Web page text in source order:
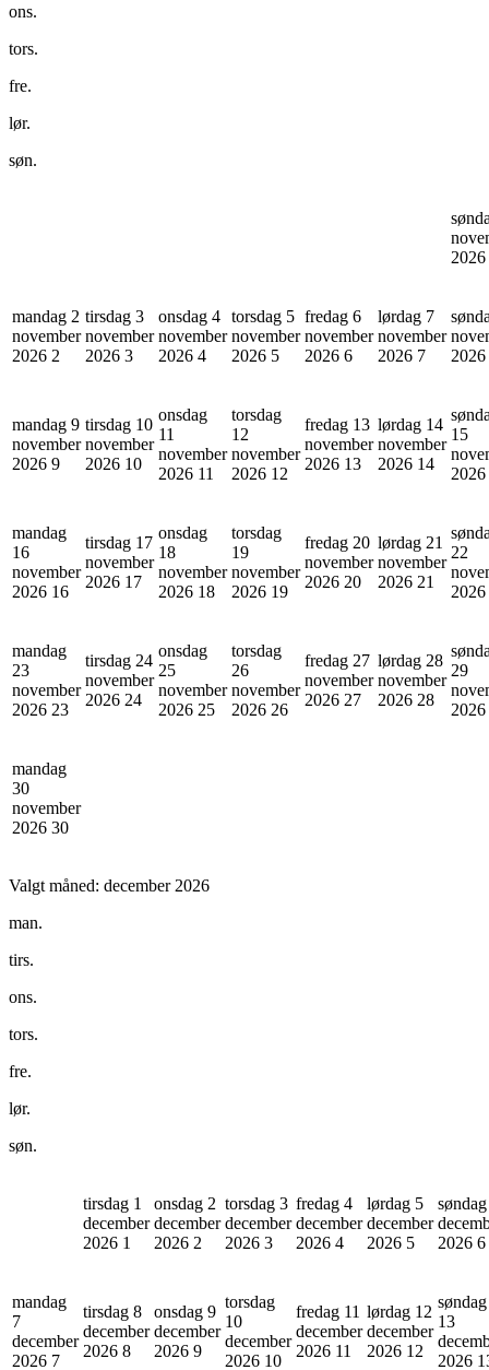
ons.
tors.
fre.
lør.
søn.
2026
mandag 2
november
2026 2
tirsdag 3
november
2026 3
onsdag 4
november
2026 4
torsdag 5
november
2026 5
fredag 6
november
2026 6
lørdag 7
november
2026 7
2026
mandag 9
november
2026 9
tirsdag 10
november
2026 10
onsdag
11
november
2026 11
torsdag
12
november
2026 12
fredag 13
november
2026 13
lørdag 14
november
2026 14
15
2026
mandag
16
november
2026 16
tirsdag 17
november
2026 17
onsdag
18
november
2026 18
torsdag
19
november
2026 19
fredag 20
november
2026 20
lørdag 21
november
2026 21
22
2026
mandag
23
november
2026 23
tirsdag 24
november
2026 24
onsdag
25
november
2026 25
torsdag
26
november
2026 26
fredag 27
november
2026 27
lørdag 28
november
2026 28
29
2026
mandag
30
november
2026 30
Valgt måned: december 2026
man.
tirs.
ons.
tors.
fre.
lør.
søn.
tirsdag 1
december
2026 1
onsdag 2
december
2026 2
torsdag 3
december
2026 3
fredag 4
december
2026 4
lørdag 5
december
2026 5
2026 6
mandag
7
december
2026 7
tirsdag 8
december
2026 8
onsdag 9
december
2026 9
torsdag
10
december
2026 10
fredag 11
december
2026 11
lørdag 12
december
2026 12
søndag
13
2026